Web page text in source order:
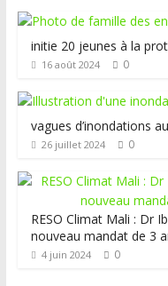
initie 20 jeunes à la
16 août 2024 0
vagues d’inondations
26 juillet 2024 0
RESO Climat Mali : Dr
nouveau mandat de 3
4 juin 2024 0